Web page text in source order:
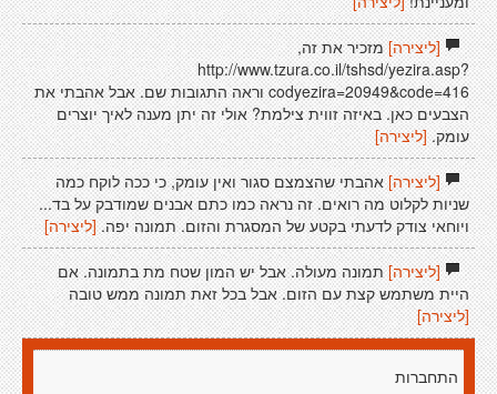
[ליצירה]מזכיר את זה,
http://www.tzura.co.il/tshsd/yezira.asp?
codyezira=20949&code=416 וראה התגובות שם. אבל אהבתי את
הצבעים כאן. באיזה זווית צילמת? אולי זה יתן מענה לאיך יוצרים
עומק. [ליצירה]
[ליצירה]אהבתי שהצמצם סגור ואין עומק, כי ככה לוקח כמה
שניות לקלוט מה רואים. זה נראה כמו כתם אבנים שמודבק על בד...
ויוחאי צודק לדעתי בקטע של המסגרת והזום. תמונה יפה. [ליצירה]
[ליצירה]תמונה מעולה. אבל יש המון שטח מת בתמונה. אם
היית משתמש קצת עם הזום. אבל בכל זאת תמונה ממש טובה
[ליצירה]
התחברות